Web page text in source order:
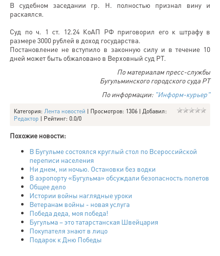
В судебном заседании гр. Н. полностью признал вину и
раскаялся.
Суд по ч. 1 ст. 12.24 КоАП РФ приговорил его к штрафу в
размере 3000 рублей в доход государства.
Постановление не вступило в законную силу и в течение 10
дней может быть обжаловано в Верховный суд РТ.
По материалам пресс-службы
Бугульминского городского суда РТ
По информации: "Информ-курьер"
Категория: Лента новостей | Просмотров: 1306 | Добавил:
Редактор | Рейтинг: 0.0/0
Похожие новости:
В Бугульме состоялся круглый стол по Всероссийской
переписи населения
Ни днем, ни ночью. Остановки без водки
В аэропорту «Бугульма» обсуждали безопасность полетов
Общее дело
Истории войны наглядные уроки
Ветеранам войны - новая услуга
Победа деда, моя победа!
Бугульма – это татарстанская Швейцария
Покупателя знают в лицо
Подарок к Дню Победы